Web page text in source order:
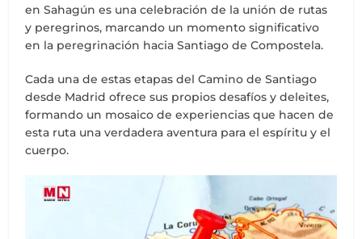
en Sahagún es una celebración de la unión de rutas
y peregrinos, marcando un momento significativo
en la peregrinación hacia Santiago de Compostela.
Cada una de estas etapas del Camino de Santiago
desde Madrid ofrece sus propios desafíos y deleites,
formando un mosaico de experiencias que hacen de
esta ruta una verdadera aventura para el espíritu y el
cuerpo.